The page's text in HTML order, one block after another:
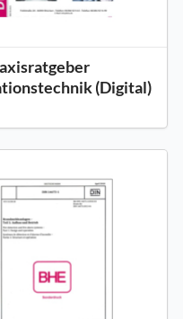
(Digital)